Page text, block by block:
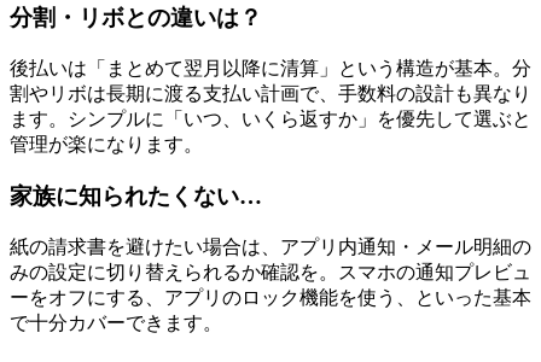
分割・リボとの違いは？
後払いは「まとめて翌月以降に清算」という構造が基本。分
割やリボは長期に渡る支払い計画で、手数料の設計も異なり
ます。シンプルに「いつ、いくら返すか」を優先して選ぶと
管理が楽になります。
家族に知られたくない…
紙の請求書を避けたい場合は、アプリ内通知・メール明細の
みの設定に切り替えられるか確認を。スマホの通知プレビュ
ーをオフにする、アプリのロック機能を使う、といった基本
で十分カバーできます。